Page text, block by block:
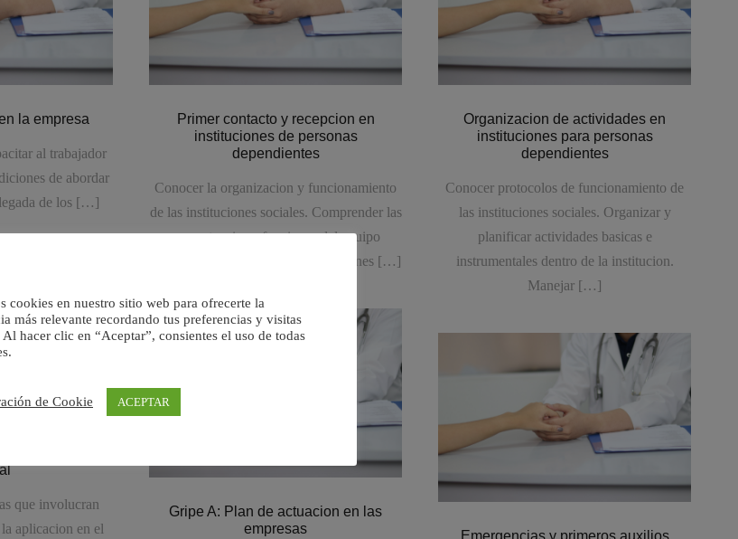
la empresa
al trabajador
de abordar
de los […]
Primer contacto y recepcion en
instituciones de personas
dependientes
Conocer la organizacion y funcionamiento
de las instituciones sociales. Comprender las
competencias y funciones del equipo
multidisciplinar. Describir las funciones […]
Organizacion de actividades en
instituciones para personas
dependientes
Conocer protocolos de funcionamiento de
las instituciones sociales. Organizar y
planificar actividades basicas e
instrumentales dentro de la institucion.
Manejar […]
diagnostico
que involucran
aplicacion en el
Gripe A: Plan de actuacion en las
empresas
Emergencias y primeros auxilios
cookies en nuestro sitio web para ofrecerte la
más relevante recordando tus preferencias y visitas
Al hacer clic en “Aceptar”, consientes el uso de todas
de Cookie ACEPTAR